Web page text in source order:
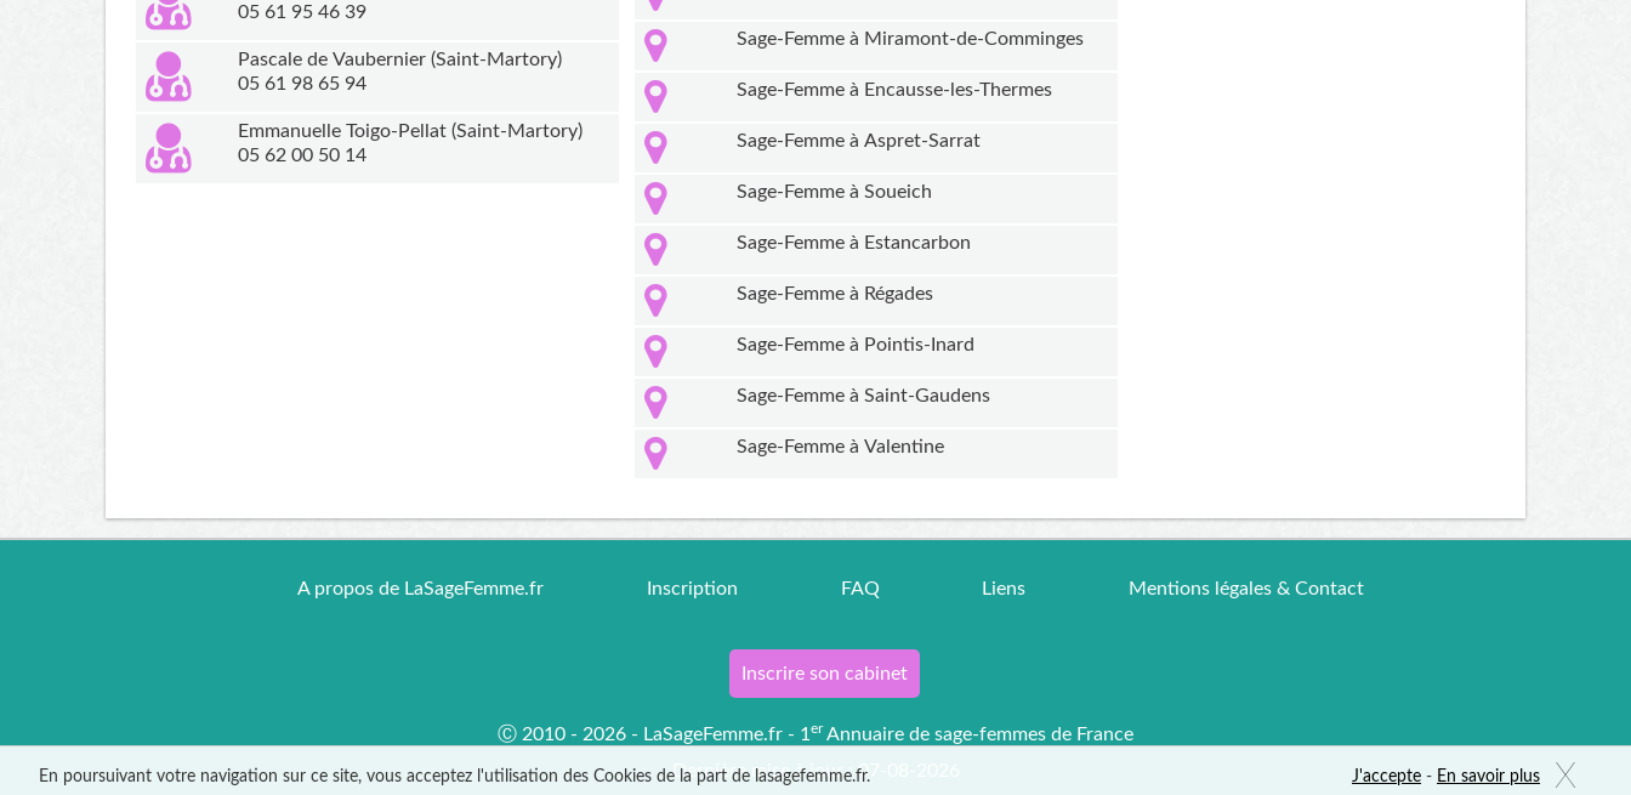
05 61 95 46 39
Pascale de Vaubernier (Saint-Martory)
05 61 98 65 94
Emmanuelle Toigo-Pellat (Saint-Martory)
05 62 00 50 14
Sage-Femme à Miramont-de-Comminges
Sage-Femme à Encausse-les-Thermes
Sage-Femme à Aspret-Sarrat
Sage-Femme à Soueich
Sage-Femme à Estancarbon
Sage-Femme à Régades
Sage-Femme à Pointis-Inard
Sage-Femme à Saint-Gaudens
Sage-Femme à Valentine
En poursuivant votre navigation sur ce site, vous acceptez l'utilisation des Cookies de la part de lasagefemme.fr. J'accepte - En savoir plus X
A propos de LaSageFemme.fr Inscription FAQ Liens Mentions légales & Contact
Inscrire son cabinet
Ⓒ 2010 - 2026 - LaSageFemme.fr - 1er Annuaire de sage-femmes de France
Dernière mise à jour : 07-08-2026